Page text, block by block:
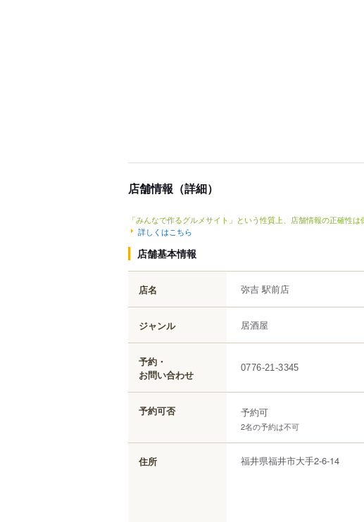
店舗情報（詳細）
「みんなで作るグルメサイト」という性質上、店舗情報の正確性
詳しくはこちら
店舗基本情報
店名 弥吉 駅前店
ジャンル 居酒屋
予約・
お問い合わせ
0776-21-3345
予約可否 予約可
2名の予約は不可
住所 福井県福井市大手2-6-14